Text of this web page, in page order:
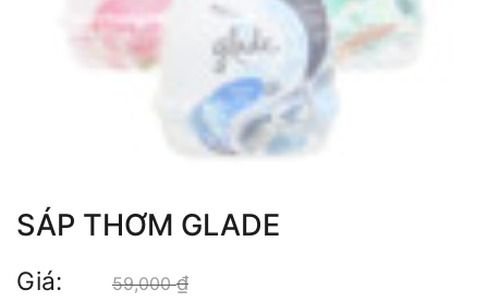
SÁP THƠM GLADE
Giá: 59,000₫